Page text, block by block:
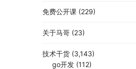
免费公开课 (229)
关于马哥 (23)
技术干货 (3,143)
go开发 (112)